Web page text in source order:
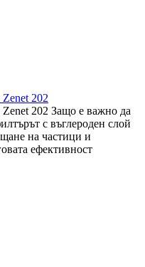
202
Zenet 202 Защо е важно да
с въглероден слой
на частици и
ефективност